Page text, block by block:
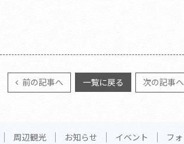
前の記事へ 一覧に戻る 次の記事へ
周辺観光 お知らせ イベント フ